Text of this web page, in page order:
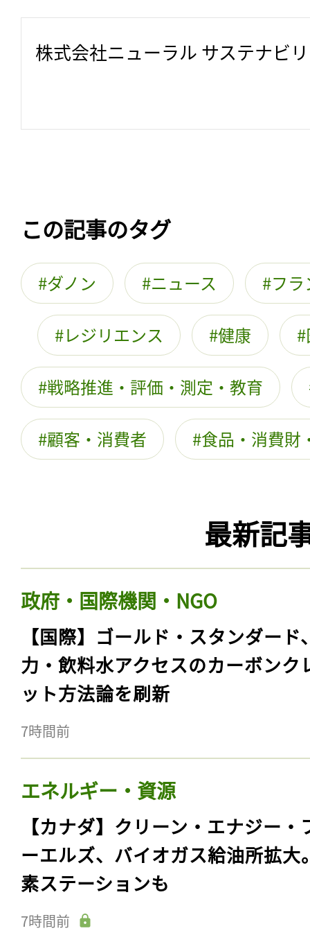
株式会社ニューラル サステナビ
この記事のタグ
ダノン ニュース フ
レジリエンス 健康
戦略推進・評価・測定・教育
顧客・消費者 食品・消費財
最新記
政府・国際機関・NGO
【国際】ゴールド・スタンダード
力・飲料水アクセスのカーボンク
ット方法論を刷新
7時間前
エネルギー・資源
【カナダ】クリーン・エナジー・
ーエルズ、バイオガス給油所拡大
素ステーションも
7時間前